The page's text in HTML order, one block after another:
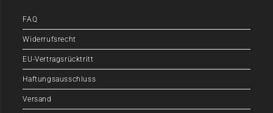
FAQ
Widerrufsrecht
EU-Vertragsrücktritt
Haftungsausschluss
Versand